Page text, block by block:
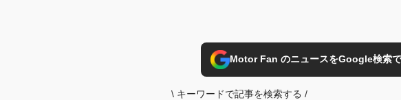
Motor Fan のニュースをGoogle検索
\ キーワードで記事を検索する /